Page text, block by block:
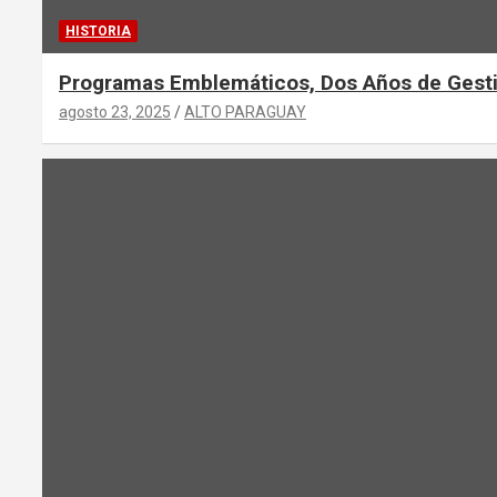
HISTORIA
Programas Emblemáticos, Dos Años de
agosto 23, 2025 ALTO PARAGUAY